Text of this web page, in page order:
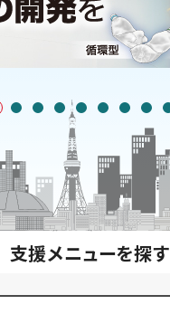
支援メニューを探す